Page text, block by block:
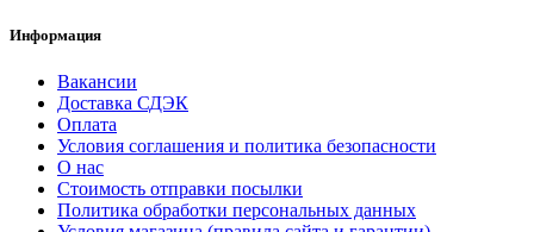
Информация
Вакансии
Доставка СДЭК
Оплата
Условия соглашения и политика безопасности
О нас
Стоимость отправки посылки
Политика обработки персональных данных